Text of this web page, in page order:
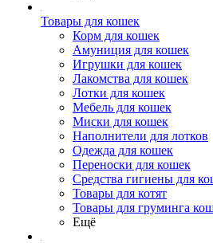
Товары для кошек
Корм для кошек
Амуниция для кошек
Игрушки для кошек
Лакомства для кошек
Лотки для кошек
Мебель для кошек
Миски для кошек
Наполнители для лотков
Одежда для кошек
Переноски для кошек
Средства гигиены для
Товары для котят
Товары для груминга
Ещё